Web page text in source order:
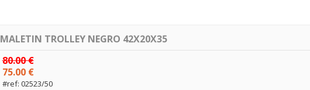
MALETIN TROLLEY NEGRO 42X20X35
80.00 €
75.00 €
#ref: 02523/50